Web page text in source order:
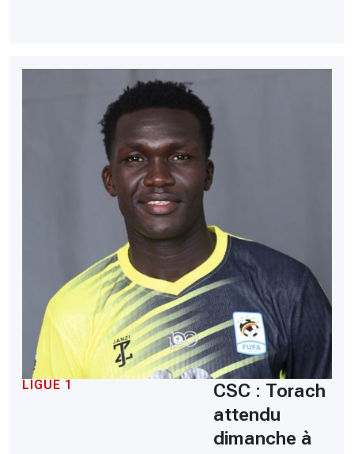
LIGUE 1
CSC : Torach
attendu
dimanche à